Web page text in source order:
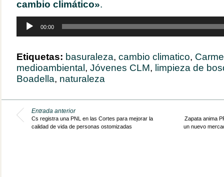
cambio climático».
Reproductor
audio
00:00
Etiquetas: basuraleza, cambio climatico,
medioambiental , Jóvenes CLM, limpieza de
Boadella, naturaleza
Entrada anterior
Cs registra una PNL en las Cortes para mejorar la
calidad de vida de personas ostomizadas
Zapata anima
un nuevo